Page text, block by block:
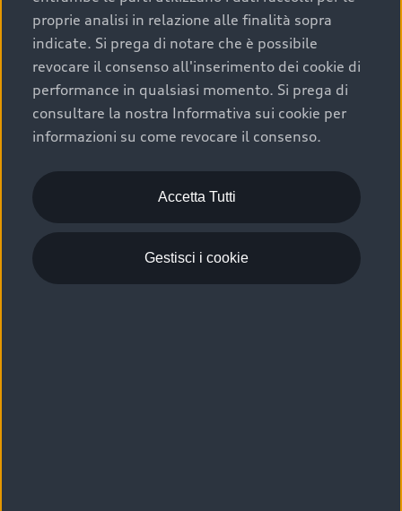
componenti principali in ottimo stato garantiscono
prestazioni affidabili e sicure.
Acquistare un’auto usata in una Concessionaria ufficiale
Audi che offre l’usato garantito tramite Audi Prima
Scelta :plus, significa affidarsi ad un prodotto che viene
sottoposto a 110 controlli approfonditi e coperto da
garanzia fino a 4 anni per una maggiore tutela del tuo
acquisto.
proprie analisi in relazione alle finalità sopra
indicate. Si prega di notare che è possibile
revocare il consenso all'inserimento dei cookie di
performance in qualsiasi momento. Si prega di
consultare la nostra Informativa sui cookie per
informazioni su come revocare il consenso.
Accetta Tutti
Gestisci i cookie